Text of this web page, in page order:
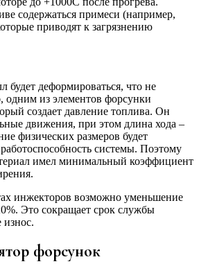
содержаться примеси (например,
приводят к загрязнению
будет деформироваться, что не
из элементов форсунки
создает давление топлива. Он
движения, при этом длина хода –
физических размеров будет
системы. Поэтому
имел минимальный коэффициент
инжекторов возможно уменьшение
Это сокращает срок службы
форсунок